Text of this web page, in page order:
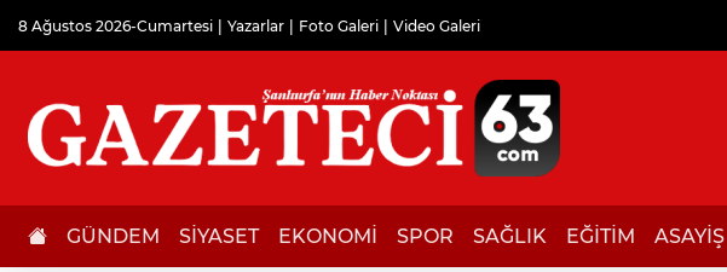
8 Ağustos 2026-Cumartesi Yazarlar Foto Galeri Video Galeri
GÜNDEM SİYASET EKONOMİ SPOR SAĞLIK EĞİTİM ASAYİŞ